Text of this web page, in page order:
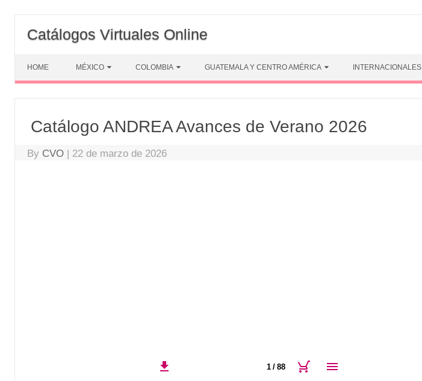
content
Catálogos Virtuales Online
HOME MÉXICO COLOMBIA GUATEMALA Y CENTRO AMÉRICA INTERNACIONALES
Catálogo ANDREA Avances de Verano 2026
By CVO | 22 de marzo de 2026